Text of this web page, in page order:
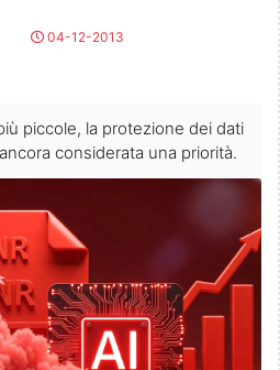
04-12-2013
piccole, la protezione dei dati
considerata una priorità.